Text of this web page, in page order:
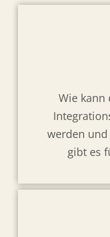
Wie kann
werden
gibt es